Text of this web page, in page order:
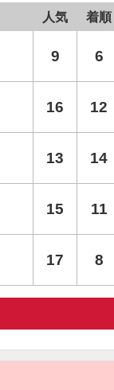
人気 着順
9 6
16 12
13 14
15 11
17 8